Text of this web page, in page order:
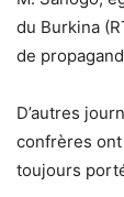
du Burkina
de
D’autres
confrères
toujours